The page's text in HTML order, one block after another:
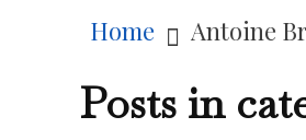
Home Antoine
Posts in